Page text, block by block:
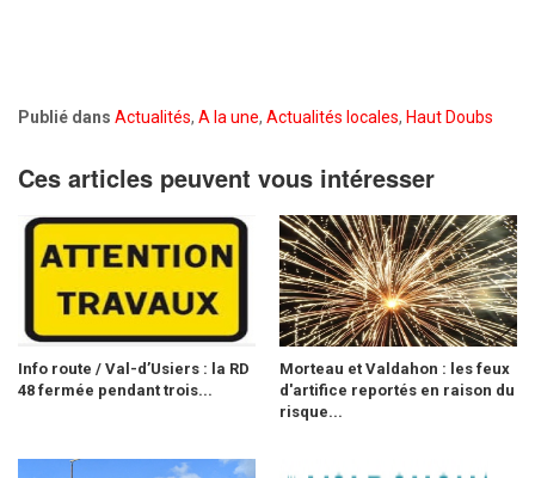
Publié dans Actualités, A la une, Actualités locales, Haut Doubs
Ces articles peuvent vous intéresser
Info route / Val-d’Usiers : la RD
48 fermée pendant trois...
Morteau et Valdahon : les feux
d'artifice reportés en raison du
risque...